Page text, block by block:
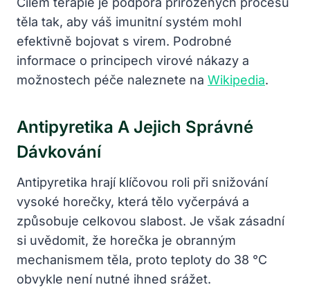
těla tak, aby váš imunitní systém mohl
efektivně bojovat s virem. Podrobné
informace o principech virové nákazy a
možnostech péče naleznete na Wikipedia.
Antipyretika A Jejich Správné
Dávkování
Antipyretika hrají klíčovou roli při snižování
vysoké horečky, která tělo vyčerpává a
způsobuje celkovou slabost. Je však zásadní
si uvědomit, že horečka je obranným
mechanismem těla, proto teploty do 38 °C
obvykle není nutné ihned srážet.